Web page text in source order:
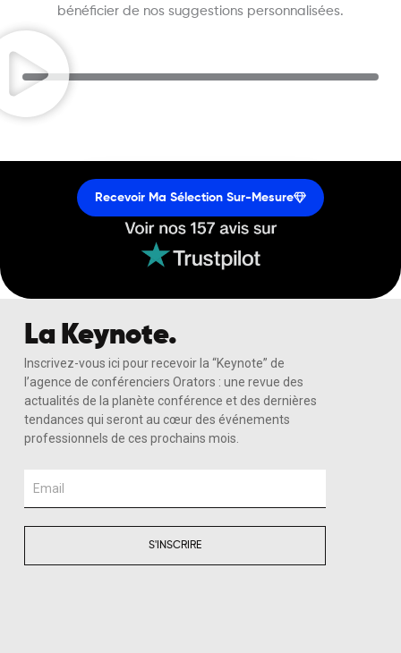
bénéficier de nos suggestions personnalisées.
Recevoir Ma Sélection Sur-Mesure
La Keynote.
Inscrivez-vous ici pour recevoir la “Keynote” de
l’agence de conférenciers Orators : une revue des
actualités de la planète conférence et des dernières
tendances qui seront au cœur des événements
professionnels de ces prochains mois.
S'INSCRIRE